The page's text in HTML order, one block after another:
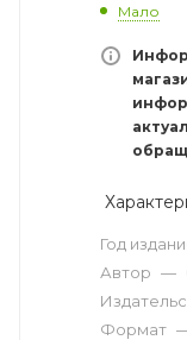
Мало
Год
Автор —
Формат